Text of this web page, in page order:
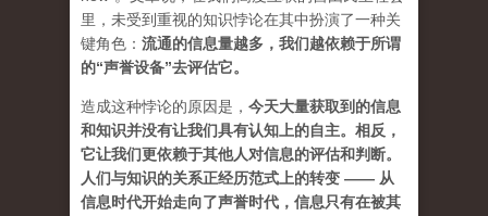
里，未受到重视的知识悖论在其中扮演了一种关
键角色： 流通的信息量越多，我们越依赖于所谓
的“声誉设备”去评估它。
造成这种悖论的原因是， 今天大量获取到的信息
和知识并没有让我们具有认知上的自主。相反，
它让我们更依赖于其他人对信息的评估和判断。
人们与知识的关系正经历范式上的转变 —— 从
信息时代开始走向了声誉时代，信息只有在被其